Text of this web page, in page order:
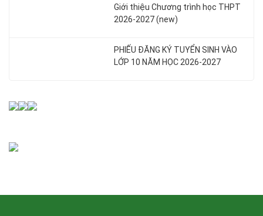
Giới thiệu Chương trình học THPT
2026-2027 (new)
PHIẾU ĐĂNG KÝ TUYỂN SINH VÀO
LỚP 10 NĂM HỌC 2026-2027